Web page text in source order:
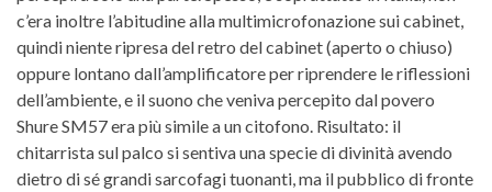
c’era inoltre l’abitudine alla multimicrofonazione sui cabinet,
quindi niente ripresa del retro del cabinet (aperto o chiuso)
oppure lontano dall’amplificatore per riprendere le riflessioni
dell’ambiente, e il suono che veniva percepito dal povero
Shure SM57 era più simile a un citofono. Risultato: il
chitarrista sul palco si sentiva una specie di divinità avendo
dietro di sé grandi sarcofagi tuonanti, ma il pubblico di fronte